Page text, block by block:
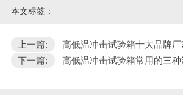
本文标签：
上一篇:
高低温冲击试验箱十大品牌
下一篇:
高低温冲击试验箱常用的三